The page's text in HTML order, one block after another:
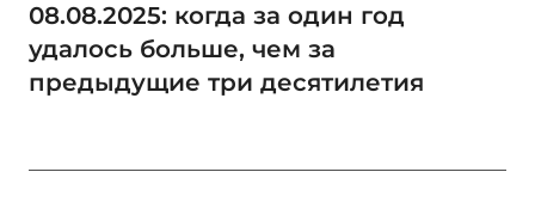
08.08.2025: когда за один год
удалось больше, чем за
предыдущие три десятилетия